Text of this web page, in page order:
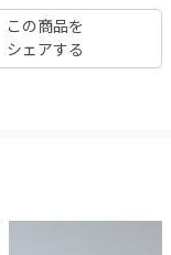
この商品を
シェアする